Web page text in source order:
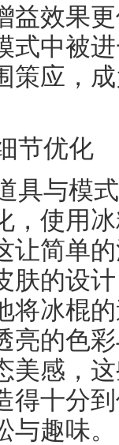
益效果
式中被
策应，
节优化
具与模
，使用
让简单
肤的设
将冰棍
亮的色
美感，
得十分
趣味。